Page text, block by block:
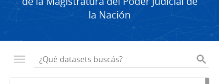
la Nación